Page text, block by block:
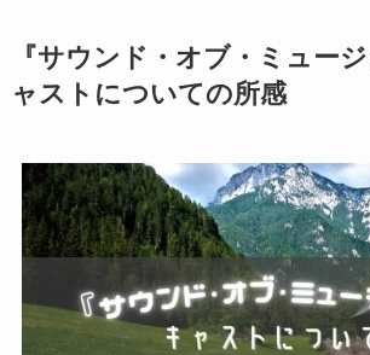
『サウンド・オブ・ミュー
ャストについての所感